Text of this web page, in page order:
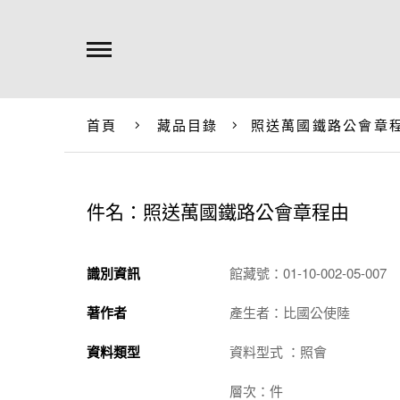
首頁 藏品目錄 照送萬國鐵路公會章
件名：照送萬國鐵路公會章程由
識別資訊 館藏號：01-10-002-05-007
著作者 產生者：比國公使陸
資料類型 資料型式 ：照會
層次：件